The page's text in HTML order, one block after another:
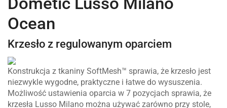
Ocean
Krzesło z regulowanym oparciem
Konstrukcja z tkaniny SoftMesh™ sprawia, że krzesło jest
niezwykle wygodne, praktyczne i łatwe do wysuszenia.
Możliwość ustawienia oparcia w 7 pozycjach sprawia, że
krzesła Lusso Milano można używać zarówno przy stole,